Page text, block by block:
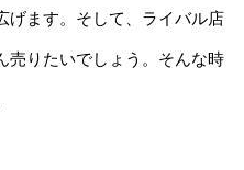
げます。そして、ライバル店
売りたいでしょう。そんな時